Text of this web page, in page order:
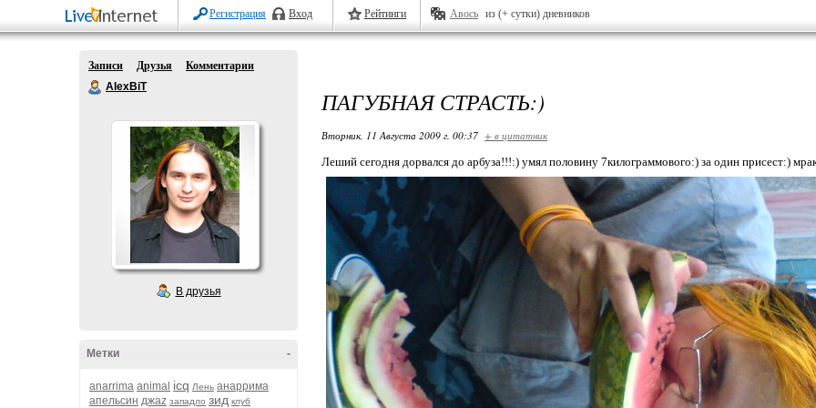
Регистрация Вход Рейтинги Авось из (+ сутки) дневников
Записи Друзья
Комментарии
AlexBiT
В друзья
-
Метки
anarrima animal icq Лень анаррима
апельсин джаz западло зид клуб
ПАГУБНАЯ СТРАСТЬ:)
Вторник, 11 Августа 2009 г. 00:37 + в цитатник
Леший сегодня дорвался до арбуза!!!:) умял половину 7килограммового:) за один присест:)